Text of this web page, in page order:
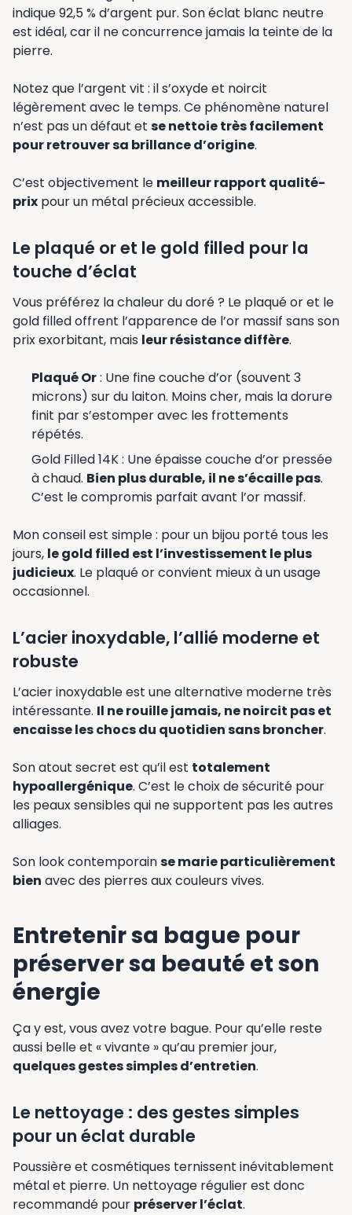
indique 92,5 % d’argent pur. Son éclat blanc neutre
est idéal, car il ne concurrence jamais la teinte de la
pierre.
Notez que l’argent vit : il s’oxyde et noircit
légèrement avec le temps. Ce phénomène naturel
n’est pas un défaut et se nettoie très facilement
pour retrouver sa brillance d’origine.
C’est objectivement le meilleur rapport qualité-
prix pour un métal précieux accessible.
Le plaqué or et le gold filled pour la
touche d’éclat
Vous préférez la chaleur du doré ? Le plaqué or et le
gold filled offrent l’apparence de l’or massif sans son
prix exorbitant, mais leur résistance diffère.
Plaqué Or: Une fine couche d’or (souvent 3
microns) sur du laiton. Moins cher, mais la dorure
finit par s’estomper avec les frottements
répétés.
Gold Filled 14K : Une épaisse couche d’or pressée
à chaud. Bien plus durable, il ne s’écaille pas.
C’est le compromis parfait avant l’or massif.
Mon conseil est simple : pour un bijou porté tous les
jours, le gold filled est l’investissement le plus
judicieux. Le plaqué or convient mieux à un usage
occasionnel.
L’acier inoxydable, l’allié moderne et
robuste
L’acier inoxydable est une alternative moderne très
intéressante. Il ne rouille jamais, ne noircit pas et
encaisse les chocs du quotidien sans broncher.
Son atout secret est qu’il est totalement
hypoallergénique. C’est le choix de sécurité pour
les peaux sensibles qui ne supportent pas les autres
alliages.
Son look contemporainse marie particulièrement
bien avec des pierres aux couleurs vives.
Entretenir sa bague pour
préserver sa beauté et son
énergie
Ça y est, vous avez votre bague. Pour qu’elle reste
aussi belle et « vivante » qu’au premier jour,
quelques gestes simples d’entretien.
Le nettoyage : des gestes simples
pour un éclat durable
Poussière et cosmétiques ternissent inévitablement
métal et pierre. Un nettoyage régulier est donc
recommandé pour préserver l’éclat.